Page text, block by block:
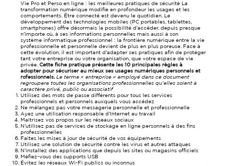
Vie Pro et Perso en ligne : les meilleures pratiques de sécurité La
transformation numérique modifie en profondeur les usages et les
comportements. Être connecté est devenu le quotidien. Le
développement des technologies mobiles (PC portables, tablettes,
smartphones) offre désormais la possibilité d’accéder, depuis presque
n’importe où, à ses informations personnelles mais aussi à son
système informatique professionnel : la frontière numérique entre la vie
professionnelle et personnelle devient de plus en plus poreuse. Face à
cette évolution, il est important d’adapter ses pratiques afin de protéger
tant votre entreprise ou votre organisation, que votre espace de vie
privée.Cette fiche pratique présente les 10 principales règles à
adopter pour sécuriser au mieux ses usages numériques personnels et
rofessionnels. Le terme « entreprise » employé dans ce document
regroupera toutes les organisations professionnelles qu’elles soient à
caractère privé, public ou associatif
Utilisez des mots de passe différents pour tous les services
professionnels et personnels auxquels vous accédez
Ne mélangez pas votre messagerie personnelle et professionnelle
Ayez une utilisation responsable d’Internet au travail
Maîtrisez vos propos sur les réseaux sociaux
N’utilisez pas de services de stockage en ligne personnels à des fins
professionnelles
Faites les mises à jour de sécurité de vos équipements
Utilisez une solution de sécurité contre les virus et autres attaques
N’installez des applications que depuis les sites ou magasins officiels
Méfiez-vous des supports USB
Évitez les réseaux Wi-Fi publics ou inconnus